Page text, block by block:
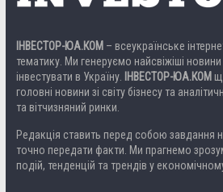
ІНВЕСТОР-ЮА.КОМ – всеукраїнське
тематику. Ми генеруємо найсвіжіші
інвестувати в Україну.
ІНВЕСТОР-ЮА.КОМ
головні новини зі світу бізнесу та
та вітчизняний ринки.
Редакція ставить перед собою завдання
точно передати факти. Ми прагнемо
подій, тенденцій та трендів у економічному